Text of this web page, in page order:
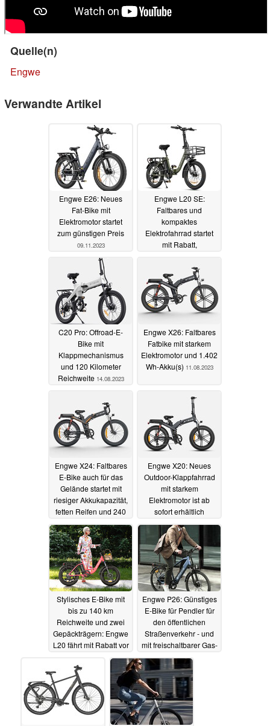
Quelle(n)
Engwe
Verwandte Artikel
Engwe E26: Neues
Fat-Bike mit
Elektromotor startet
zum günstigen Preis
09.11.2023
Engwe L20 SE:
Faltbares und
kompaktes
Elektrofahrrad startet
mit Rabatt,
Versand aus der EU
06.10.2023
C20 Pro: Offroad-E-
Bike mit
Klappmechanismus
und 120 Kilometer
Reichweite 14.08.2023
Engwe X26: Faltbares
Fatbike mit starkem
Elektromotor und 1.402
Wh-Akku(s) 11.08.2023
Engwe X24: Faltbares
E-Bike auch für das
Gelände startet mit
riesiger Akkukapazität,
fetten Reifen und 240
km Reichweite
09.08.2023
Engwe X20: Neues
Outdoor-Klappfahrrad
mit starkem
Elektromotor ist ab
sofort erhältlich
07.08.2023
Stylisches E-Bike mit
bis zu 140 km
Reichweite und zwei
Gepäckträgern: Engwe
L20 fährt mit Rabatt vor
Engwe P26: Günstiges
E-Bike für Pendler für
den öffentlichen
Straßenverkehr - und
mit freischaltbarer Gas-
Funktion23.04.2023